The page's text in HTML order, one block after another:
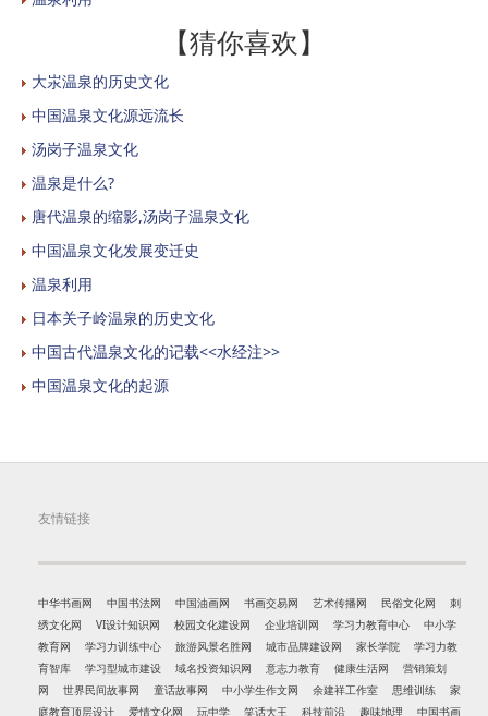
【猜你喜欢】
大汖温泉的历史文化
中国温泉文化源远流长
汤岗子温泉文化
温泉是什么?
唐代温泉的缩影,汤岗子温泉文化
中国温泉文化发展变迁史
温泉利用
日本关子岭温泉的历史文化
中国古代温泉文化的记载<<水经注>>
中国温泉文化的起源
友情链接
中华书画网 中国书法网 中国油画网 书画交易网 艺术传播网 民俗文化网
刺
绣文化网
VI设计知识网 校园文化建设网 企业培训网 学习力教育中心
中小学
教育网
学习力训练中心 旅游风景名胜网 城市品牌建设网 家长学院
学习力教
育智库
学习型城市建设 域名投资知识网 意志力教育 健康生活网
营销策划
网
世界民间故事网 童话故事网 中小学生作文网 余建祥工作室 思维训练
家
庭教育顶层设计
爱情文化网 玩中学 笑话大王 科技前沿 趣味地理 中国书画